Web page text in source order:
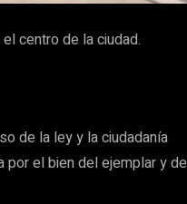
centro de la ciudad.
de la ley y la ciudadanía
por el bien del ejemplar y de